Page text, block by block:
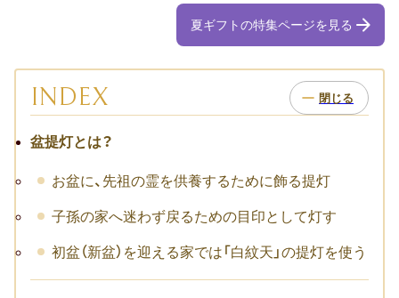
成人祝い
七五三
仕事のお祝い・ギフト
夏ギフトの特集ページを見る
INDEX
盆提灯とは？
お盆に、先祖の霊を供養するために飾る提灯
子孫の家へ迷わず戻るための目印として灯す
初盆（新盆）を迎える家では「白紋天」の提灯を使う